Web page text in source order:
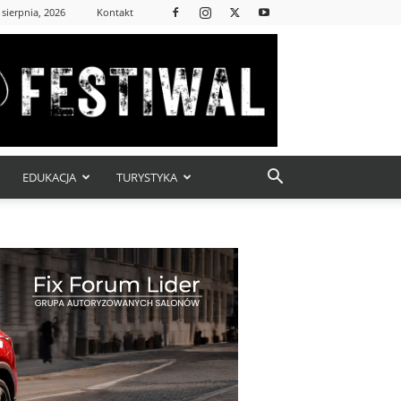
2026 Kontakt
EDUKACJA TURYSTYKA